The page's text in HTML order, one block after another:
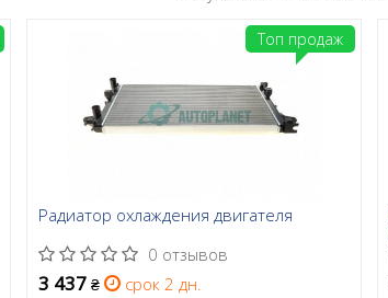
Радиатор охлаждения двигателя
0 отзывов
3 437₴
срок 2 дн.
Топ продаж